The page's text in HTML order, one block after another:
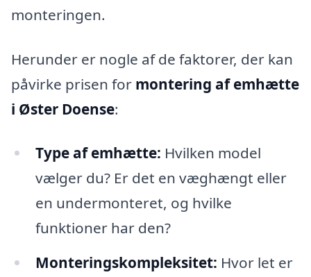
monteringen.
Herunder er nogle af de faktorer, der kan
påvirke prisen for montering af emhætte
i Øster Doense:
Type af emhætte: Hvilken model
vælger du? Er det en væghængt eller
en undermonteret, og hvilke
funktioner har den?
Monteringskompleksitet: Hvor let er